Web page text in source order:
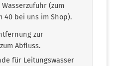
(zum
40 bei uns im Shop).
zur
Abfluss.
für Leitungswasser